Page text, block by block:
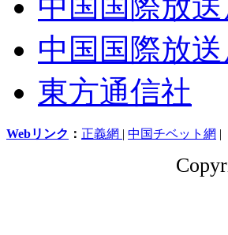
中国国際放
東方通信社
Webリンク ： 正義網 | 中国チベット網 |